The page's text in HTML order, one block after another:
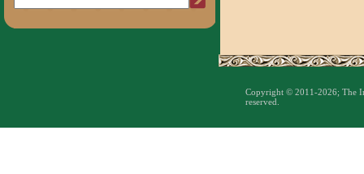
Copyright © 2011-2026; The
reserved.